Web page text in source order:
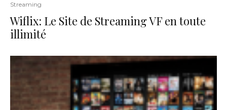
Streaming
Wiflix: Le Site de Streaming VF en toute
illimité